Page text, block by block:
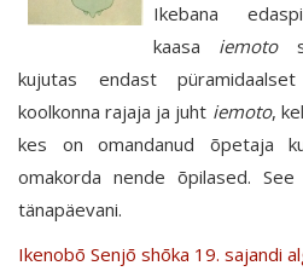
Ikebana
kaasa iemoto
kujutas endast
koolkonna rajaja ja juht iemoto,
kes on omandanud õpetaja
omakorda nende õpilased.
tänapäevani.
Ikenobō Senjō shōka 19. sajandi